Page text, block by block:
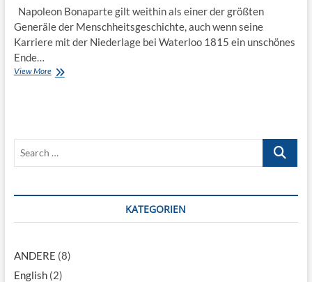
o
d
o
Napoleon Bonaparte gilt weithin als einer der größten
Generäle der Menschheitsgeschichte, auch wenn seine
Karriere mit der Niederlage bei Waterloo 1815 ein unschönes
Ende…
View MoreN
n
l
t
e
i
r
h
KATEGORIEN
ANDERE (8)
English(2)